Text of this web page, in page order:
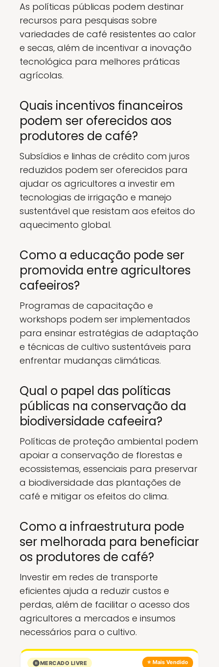
As políticas públicas podem destinar
recursos para pesquisas sobre
variedades de café resistentes ao calor
e secas, além de incentivar a inovação
tecnológica para melhores práticas
agrícolas.
Quais incentivos financeiros
podem ser oferecidos aos
produtores de café?
Subsídios e linhas de crédito com juros
reduzidos podem ser oferecidos para
ajudar os agricultores a investir em
tecnologias de irrigação e manejo
sustentável que resistam aos efeitos do
aquecimento global.
Como a educação pode ser
promovida entre agricultores
cafeeiros?
Programas de capacitação e
workshops podem ser implementados
para ensinar estratégias de adaptação
e técnicas de cultivo sustentáveis para
enfrentar mudanças climáticas.
Qual o papel das políticas
públicas na conservação da
biodiversidade cafeeira?
Políticas de proteção ambiental podem
apoiar a conservação de florestas e
ecossistemas, essenciais para preservar
a biodiversidade das plantações de
café e mitigar os efeitos do clima.
Como a infraestrutura pode
ser melhorada para beneficiar
os produtores de café?
Investir em redes de transporte
eficientes ajuda a reduzir custos e
perdas, além de facilitar o acesso dos
agricultores a mercados e insumos
necessários para o cultivo.
⭐ Mais Vendido
MERCADO LIVRE